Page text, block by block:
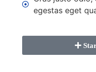
egestas eget